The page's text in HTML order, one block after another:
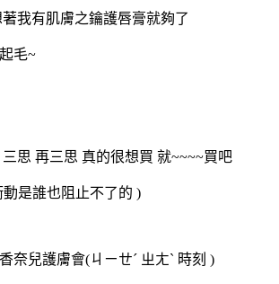
我有肌膚之鑰護唇膏就夠了
毛~
思 再三思 真的很想買 就~~~~買吧
是誰也阻止不了的 )
奈兒護膚會(ㄐㄧㄝˊ ㄓㄤˋ 時刻 )